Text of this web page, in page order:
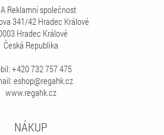
Reklamní společnost
341/42 Hradec Králové
Hradec Králové
Česká Republika
+420 732 757 475
eshop@regahk.cz
www.regahk.cz
NÁKUP